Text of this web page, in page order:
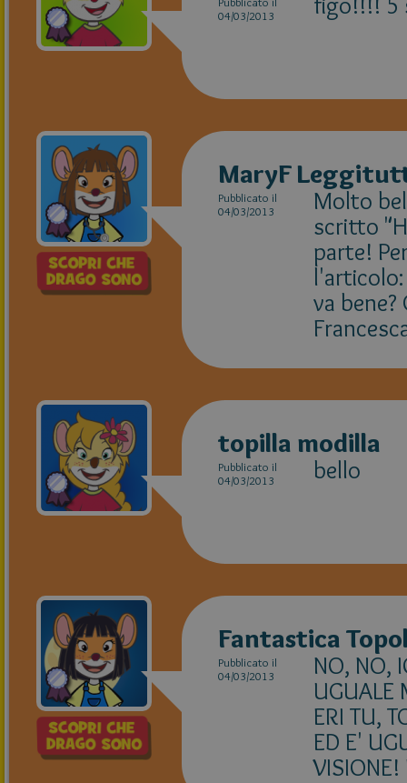
04/03/2013
MaryF
Pubblicato il
04/03/2013
Molto
scritto
parte!
va
topilla modilla
Pubblicato il
04/03/2013
bello
Fantastica
Pubblicato il
04/03/2013
NO, NO,
UGUALE
ERI TU,
ED E'